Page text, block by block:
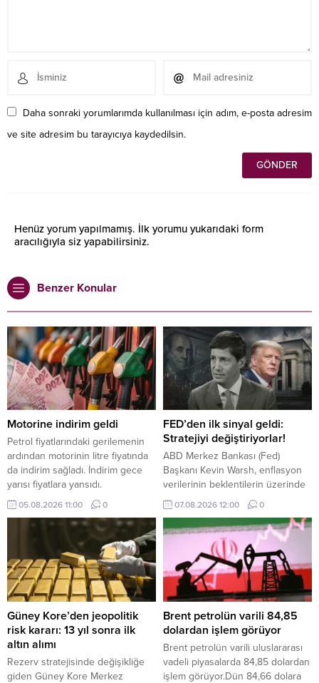
Daha sonraki yorumlarımda kullanılması için adım, e-posta adresim
ve site adresim bu tarayıcıya kaydedilsin.
Henüz yorum yapılmamış. İlk yorumu yukarıdaki form
aracılığıyla siz yapabilirsiniz.
Benzer Konular
Motorine indirim geldi
Petrol fiyatlarındaki gerilemenin
ardından motorinin litre fiyatında
da indirim sağladı. İndirim gece
yarısı fiyatlara yansıdı.
05.08.2026 11:00 0
FED’den ilk sinyal geldi:
Stratejiyi değiştiriyorlar!
ABD Merkez Bankası (Fed)
Başkanı Kevin Warsh, enflasyon
verilerinin beklentilerin üzerinde
gelmesi ve piyasaların faiz artışı
ihtimalini güçlendirmesi halinde
eylül ayındaki toplantıda faiz
artırmaya hazır olduğunu belirtti.
07.08.2026 12:00 0
Güney Kore’den jeopolitik
risk kararı: 13 yıl sonra ilk
altın alımı
Rezerv stratejisinde değişikliğe
giden Güney Kore Merkez
Brent petrolün varili 84,85
dolardan işlem görüyor
Brent petrolün varili uluslararası
vadeli piyasalarda 84,85 dolardan
işlem görüyor.Dün 84,66 dolara